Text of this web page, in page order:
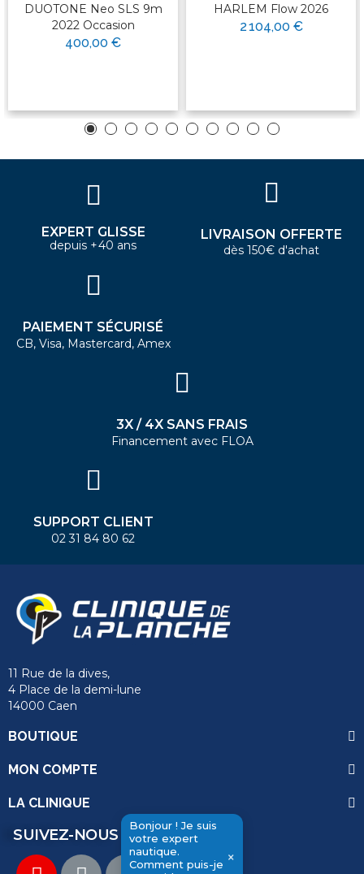
DUOTONE Neo SLS 9m
2022 Occasion
400,00 €
HARLEM Flow 2026
2 104,00 €
Bonjour ! Je suis
votre expert
nautique.
Comment puis-je ×
EXPERT GLISSE
depuis +40 ans
LIVRAISON OFFERTE
dès 150€ d'achat
PAIEMENT SÉCURISÉ
CB, Visa, Mastercard, Amex
3X / 4X SANS FRAIS
Financement avec FLOA
SUPPORT CLIENT
02 31 84 80 62
11 Rue de la dives,
4 Place de la demi-lune
14000 Caen
BOUTIQUE
MON COMPTE
LA CLINIQUE
SUIVEZ-NOUS